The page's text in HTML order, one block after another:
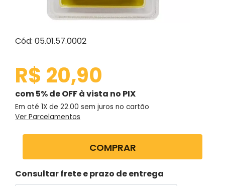
Cód: 05.01.57.0002
R$ 20,90
com 5% de OFF à vista no PIX
Em até 1X de 22.00 sem juros no cartão
Ver Parcelamentos
COMPRAR
Consultar frete e prazo de entrega